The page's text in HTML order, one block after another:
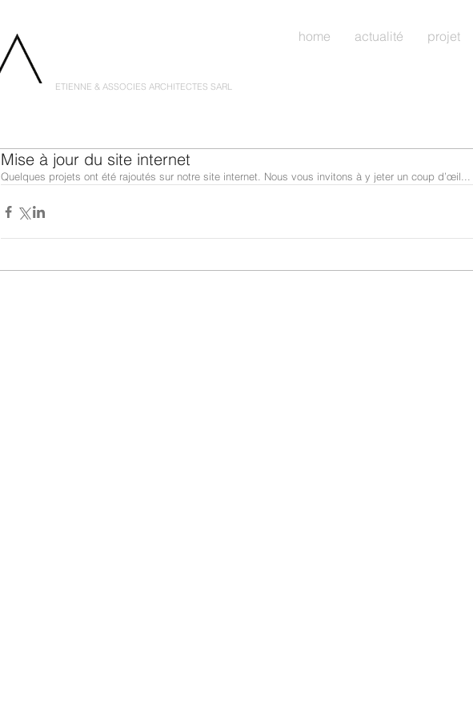
home actualité projet
ETIENNE & ASSOCIES ARCHITECTES SARL
Mise à jour du site internet
Quelques projets ont été rajoutés sur notre site internet. Nous vous invitons à y jeter un coup d’œil...